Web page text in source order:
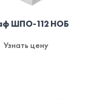
ШПО-112 НОБ
Узнать цену